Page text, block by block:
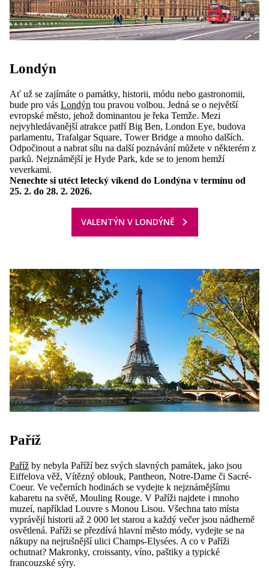
Londýn
Ať už se zajímáte o památky, historii, módu nebo gastronomii,
bude pro vás Londýn tou pravou volbou. Jedná se o největší
evropské město, jehož dominantou je řeka Temže. Mezi
nejvyhledávanější atrakce patří Big Ben, London Eye, budova
parlamentu, Trafalgar Square, Tower Bridge a mnoho dalších.
Odpočinout a nabrat sílu na další poznávání můžete v některém z
parků. Nejznámější je Hyde Park, kde se to jenom hemží
veverkami.
Nenechte si utéct letecký víkend do Londýna v termínu od
25. 2. do 28. 2. 2026.
VALENTÝN V LONDÝNĚ
Paříž
Paříž by nebyla Paříží bez svých slavných památek, jako jsou
Eiffelova věž, Vítězný oblouk, Pantheon, Notre-Dame či Sacré-
Coeur. Ve večerních hodinách se vydejte k nejznámějšímu
kabaretu na světě, Mouling Rouge. V Paříži najdete i mnoho
muzeí, například Louvre s Monou Lisou. Všechna tato místa
vyprávějí historii až 2 000 let starou a každý večer jsou nádherně
osvětlená. Paříži se přezdívá hlavní město módy, vydejte se na
nákupy na nejrušnější ulici Champs-Elysées. A co v Paříži
ochutnat? Makronky, croissanty, víno, paštiky a typické
francouzské sýry.